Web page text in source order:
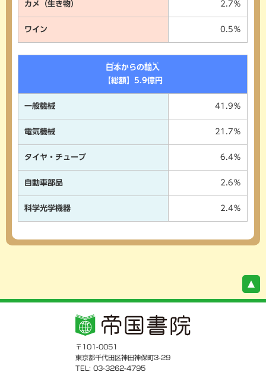
カメ（生き物） 2.7％
ワイン 0.5％
日本からの輸入
【総額】5.9億円
一般機械 41.9％
電気機械 21.7％
タイヤ・チューブ 6.4％
自動車部品 2.6％
科学光学機器 2.4％
〒101-0051
東京都千代田区神田神保町3-29
TEL: 03-3262-4795